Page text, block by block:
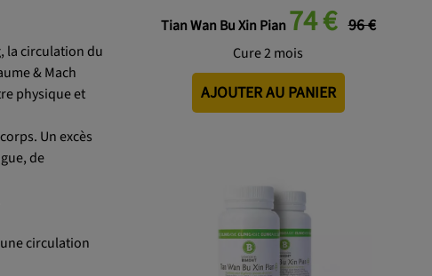
la circulation du
& Mach
physique et
Un excès
de
circulation
Tian Wan Bu Xin Pian74 € 96 €
Cure 2 mois
AJOUTER AU PANIER